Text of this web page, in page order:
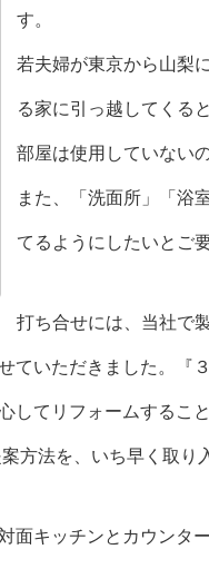
す。
若夫婦が東京から山梨
る家に引っ越してくる
部屋は使用していない
また、「洗面所」「浴
てるようにしたいとご
打ち合せには、当社で
ていただきました。『
してリフォームするこ
方法を、いち早く取り
面キッチンとカウンタ